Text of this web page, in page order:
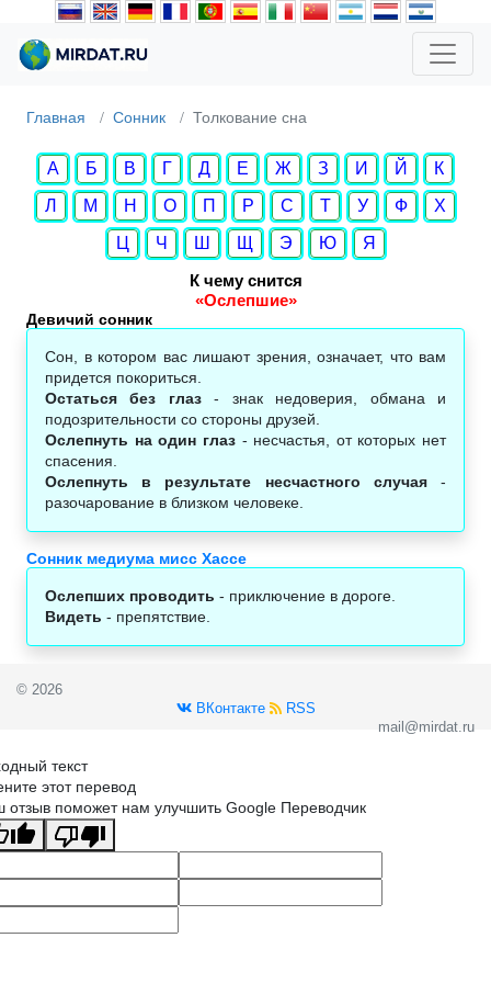
Главная Сонник Толкование сна
А Б В Г Д Е Ж З И Й
К
Л
М Н О П Р С Т У Ф
Х
Ц
Ч Ш Щ Э Ю
Я
К чему снится
«Ослепшие»
Девичий сонник
Сон, в котором вас лишают зрения, означает, что вам
придется покориться.
Остаться без глаз- знак недоверия, обмана и
подозрительности со стороны друзей.
Ослепнуть на один глаз- несчастья, от которых нет
спасения.
Ослепнуть в результате несчастного случая-
разочарование в близком человеке.
Сонник медиума мисс Хассе
Ослепших проводить - приключение в дороге.
Видеть - препятствие.
© 2026
ВКонтакте
RSS
mail@mirdat.ru
текст
этот перевод
отзыв поможет нам улучшить Google Переводчик